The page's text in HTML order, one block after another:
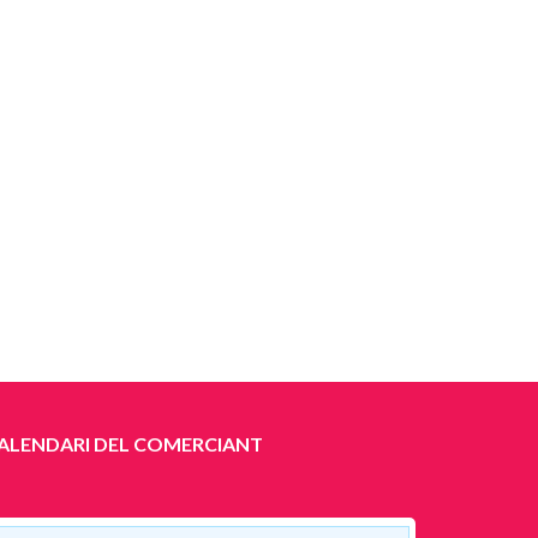
DEL COMERCIANT